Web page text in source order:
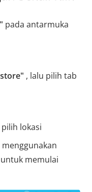
pada antarmuka
, lalu pilih tab
lokasi
untuk memulai